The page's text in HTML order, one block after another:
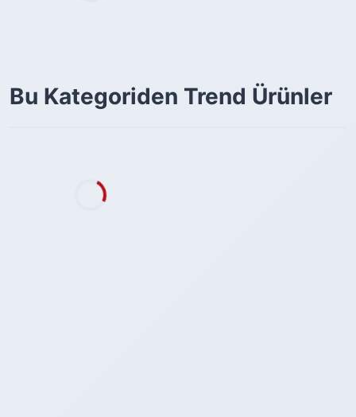
Bu Kategoriden Trend Ürünler